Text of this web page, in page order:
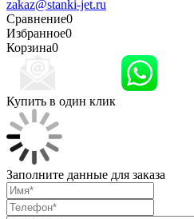
zakaz@stanki-jet.ru
Сравнение0
Избранное0
Корзина0
Купить в один клик
Заполните данные для заказа